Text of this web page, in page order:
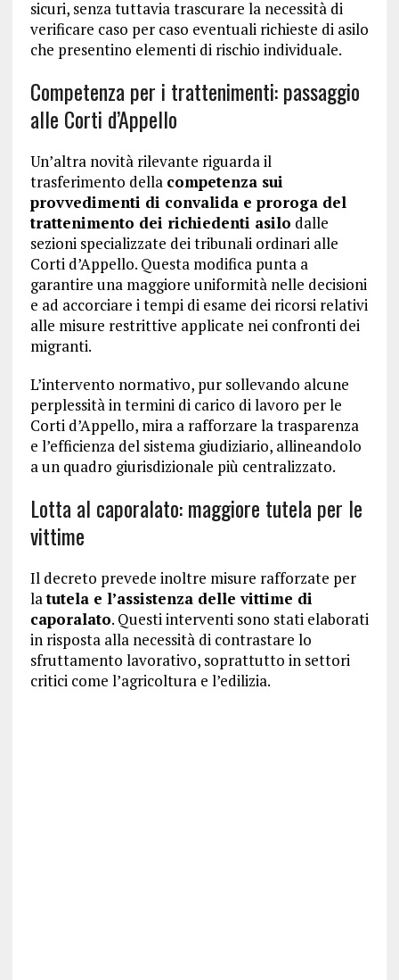
sicuri, senza tuttavia trascurare la necessità di
verificare caso per caso eventuali richieste di asilo
che presentino elementi di rischio individuale.
Competenza per i trattenimenti: passaggio
alle Corti d’Appello
Un’altra novità rilevante riguarda il
trasferimento della competenza sui
provvedimenti di convalida e proroga del
trattenimento dei richiedenti asilo dalle
sezioni specializzate dei tribunali ordinari alle
Corti d’Appello. Questa modifica punta a
garantire una maggiore uniformità nelle decisioni
e ad accorciare i tempi di esame dei ricorsi relativi
alle misure restrittive applicate nei confronti dei
migranti.
L’intervento normativo, pur sollevando alcune
perplessità in termini di carico di lavoro per le
Corti d’Appello, mira a rafforzare la trasparenza
e l’efficienza del sistema giudiziario, allineandolo
a un quadro giurisdizionale più centralizzato.
Lotta al caporalato: maggiore tutela per le
vittime
Il decreto prevede inoltre misure rafforzate per
latutela e l’assistenza delle vittime di
caporalato. Questi interventi sono stati elaborati
in risposta alla necessità di contrastare lo
sfruttamento lavorativo, soprattutto in settori
critici come l’agricoltura e l’edilizia.